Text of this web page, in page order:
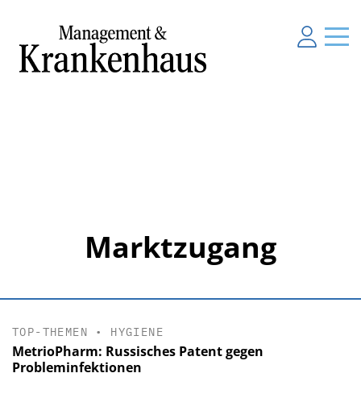
Marktzugang
TOP-THEMEN • HYGIENE
MetrioPharm: Russisches Patent gegen
Probleminfektionen